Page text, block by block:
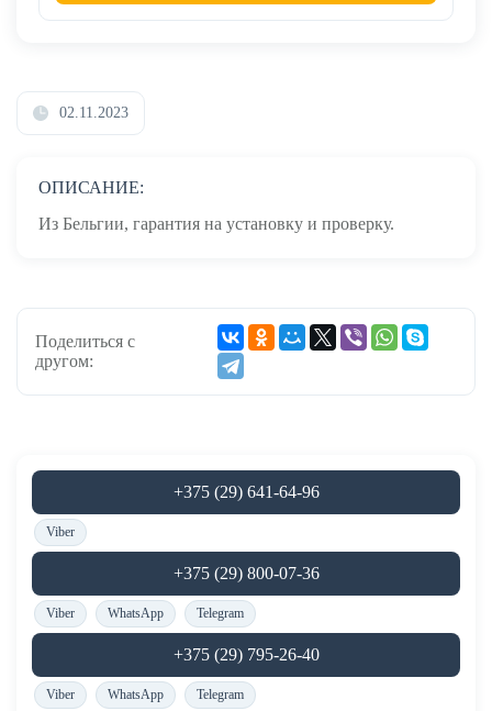
02.11.2023
ОПИСАНИЕ:
Из Бельгии, гарантия на установку и проверку.
Поделиться с
другом:
+375 (29) 641-64-96
Viber
+375 (29) 800-07-36
Viber WhatsApp Telegram
+375 (29) 795-26-40
Viber WhatsApp Telegram